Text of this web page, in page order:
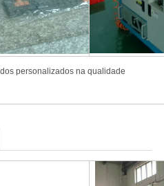
personalizados na qualidade